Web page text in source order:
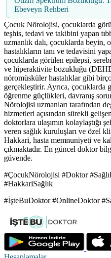
Ebeveyn Rehberi
Çocuk Nörolojisi, çocuklarda
teşhis, tedavi ve takibini yapan
uzmanlık dalı, çocuklarda
hastalıkların tanı ve tedavisini
çocuklarda görülen epilepsi,
ve hiperaktivite bozukluğu
nöromüsküler hastalıklar gibi
gerçekleştirir. Ayrıca, çocuklarda
öğrenme güçlükleri, davranış
Nörolojisi uzmanları tarafından
hizmetleri açısından sürekli
doktorlara ulaşımın kolaylaştığı
veren sağlık kuruluşları ve özel
Hakkari, hasta memnuniyeti ve
çıkmaktadır. En güncel doktor
güvende.
#ÇocukNörolojisi #Doktor
#HakkariSağlık
#İşteBuDoktor #OnlineDoktor